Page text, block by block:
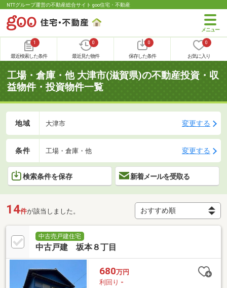
NTTグループ運営の不動産総合サイト goo住宅・不動産
1
最近検索した条件
0
最近見た物件
0
保存した条件
0
お気に入り
工場・倉庫・他 大津市(滋賀県)の不動産投資・収
益物件・投資物件一覧
地域 大津市 変更する
条件 工場・倉庫・他 変更する
検索条件を保存 新着メールを受取る
14件が該当しました。
中古売戸建住宅
中古戸建 坂本８丁目
680万円
利回り -